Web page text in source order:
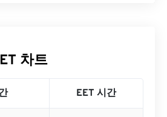
차트
EET 시간